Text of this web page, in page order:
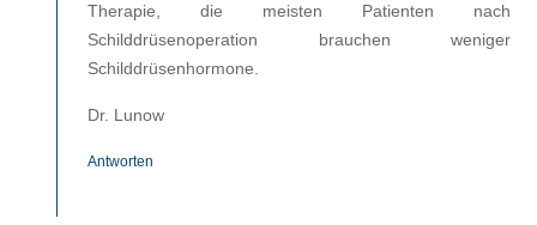
Therapie, die meisten Patienten nach
Schilddrüsenoperation brauchen weniger
Schilddrüsenhormone.
Dr. Lunow
Antworten